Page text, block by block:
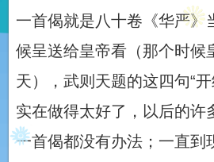
一首偈就是八十卷《华严》
候呈送给皇帝看（那个时候
天），武则天题的这四句“
实在做得太好了，以后的许
一首偈都没有办法；一直到